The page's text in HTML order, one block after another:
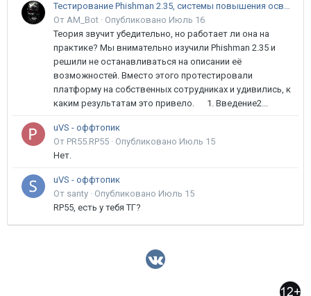
Тестирование Phishman 2.35, системы повышения осведомлённости пользователей в сфере ИБ
От AM_Bot · Опубликовано Июль 16
Теория звучит убедительно, но работает ли она на
практике? Мы внимательно изучили Phishman 2.35 и
решили не останавливаться на описании её
возможностей. Вместо этого протестировали
платформу на собственных сотрудниках и удивились, к
каким результатам это привело. 1. Введение2...
uVS - оффтопик
От PR55.RP55 · Опубликовано Июль 15
Нет.
uVS - оффтопик
От santy · Опубликовано Июль 15
RP55, есть у тебя ТГ?